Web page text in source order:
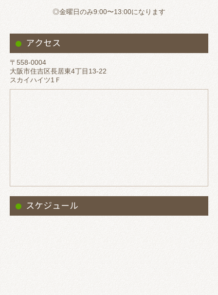
◎金曜日のみ9:00〜13:00になります
アクセス
〒558-0004
大阪市住吉区長居東4丁目13-22
スカイハイツ1Ｆ
スケジュール